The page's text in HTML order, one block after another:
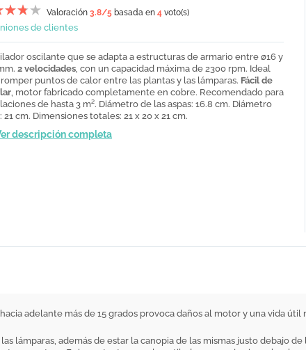
Valoración 3.8/5 basada en 4 voto(s)
de clientes
oscilante que se adapta a estructuras de armario entre ø16 y
2 velocidades, con un capacidad máxima de 2300 rpm. Ideal
romper puntos de calor entre las plantas y las lámparas. Fácil de
, motor fabricado completamente en cobre. Recomendado para
de hasta 3 m². Diámetro de las aspas: 16.8 cm. Diámetro
21 cm. Dimensiones totales: 21 x 20 x 21 cm.
descripción completa
adelante más de 15 grados provoca daños al motor y una vida útil
lámparas, además de estar la canopia de las mismas justo debajo